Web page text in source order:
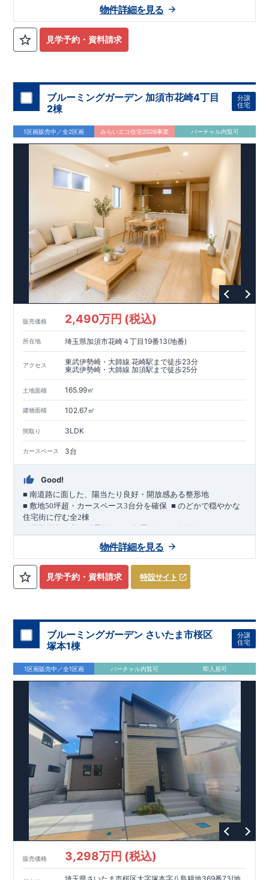
見学予約・資料請求
物件詳細を見る
ブルーミングガーデン 加須市花崎4丁目
2棟
分譲
住宅
1区画販売中／全2区画 みらいエコ住宅2026事業 バーチャル内覧可
販売価格 2,490万円 (税込)
所在地 埼玉県加須市花崎４丁目19番13(地番)
アクセス
東武伊勢崎・大師線 花崎駅まで徒歩23分
東武伊勢崎・大師線 加須駅まで徒歩25分
土地面積 165.99㎡
建物面積 102.67㎡
間取り 3LDK
カースペース 3台
Good!
■南道路に面した、陽当たり良好・開放感ある整形地
■敷地50坪超・カースペース3台分を確保 ​■のどかで穏やかな
住宅街に佇む全2棟
（長期優良住宅／耐震等級３・制震ダンパー採用）
たりに恵まれた立地。
あり、
採光・通風・プライバシー性にも配慮した敷地計画で
す。
加須 徒歩13分
間取りのポイント
■ 1
号棟 LDK約19.5 帖 のゆとりあるリビング
​陽当たりよく開放
感があります。
■共通
・主寝室は将来仕切れる可変型プラン ・2階洋室2部屋にウォー
クインクローゼット設置
住宅設備のポイント
太陽光発電（フラットプラン）採用 月額サービス料
円で利用可
能
ホテルライクで実用的な洗面空間 （オープンサニタリーirodori
詳細ページへ）
家計にやさしい住宅性能
長期優良住宅 住宅ローン控除額の優遇、
固定資産税の減額期間
延長など
税制面でのメリットが受けられます。
耐震等級３＋制震ダンパー 建築基準法の1.5倍の耐震性。 地震保
険の割引（最大50％）対象です。
現地のご案内・資料請求 受付中​ ​■完成済みにつき、​
実際の
建物・設備・間取りを
​現地にてご確認いただけます。 ​
TEL
0120-44-1081
（9:30 18:30／火水曜休み）
スマートフォンで見やすい特設サイトはこちら
見学予約・資料請求 特設サイト
物件詳細を見る
ブルーミングガーデン さいたま市桜区
塚本1棟
分譲
住宅
1区画販売中／全1区画 バーチャル内覧可 即入居可
販売価格 3,298万円 (税込)